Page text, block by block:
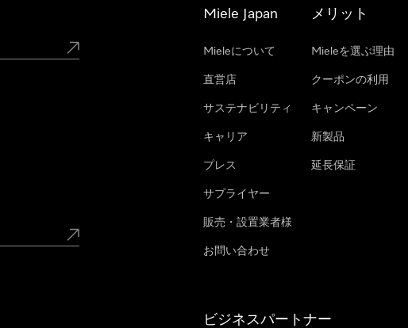
Miele Japan
Mieleについて
直営店
サステナビリティ
キャリア
プレス
サプライヤー
販売・設置業者様
お問い合わせ
メリット
Mieleを選ぶ理由
クーポンの利用
キャンペーン
新製品
延長保証
ビジネスパートナー